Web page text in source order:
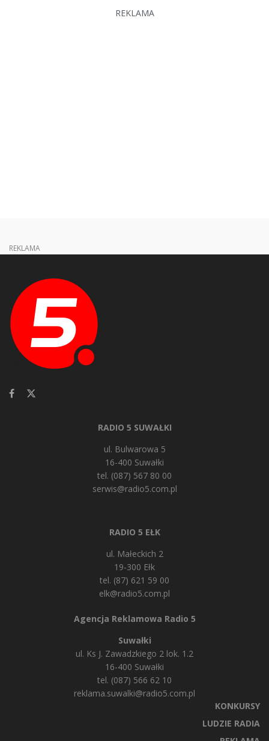
REKLAMA
REKLAMA
RADIO 5 SUWAŁKI
ul. Bulwarowa 5
16-400 Suwałki
tel. (087) 567 80 00
serwis@radio5.com.pl
RADIO 5 EŁK
ul. Małeckich 2
19-300 Ełk
tel. (87) 621 59 00
elk@radio5.com.pl
Agencja Reklamowa Radio 5
Suwałki
ul. Ks J. Zawadzkiego 2 lok. 1.2
16-400 Suwałki
tel. (087) 566 62 10
reklama.suwalki@radio5.com.pl
KONKURSY
LUDZIE RADIA